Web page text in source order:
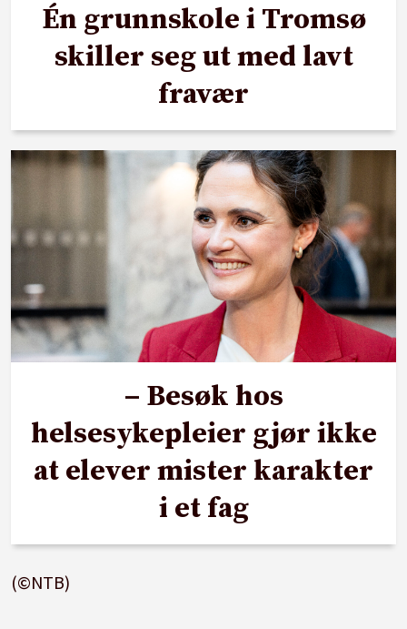
Én grunnskole i Tromsø
skiller seg ut med lavt
fravær
– Besøk hos
helsesykepleier gjør ikke
at elever mister karakter
i et fag
(©NTB)